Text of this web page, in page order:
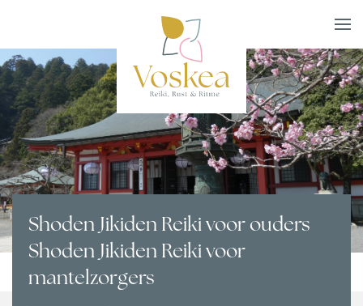
Shoden Jikiden Reiki voor ouders
Shoden Jikiden Reiki voor
mantelzorgers